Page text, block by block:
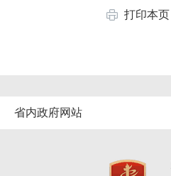
打印本页
省内政府网站